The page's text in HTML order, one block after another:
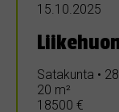
15.10.2025
Satakunta •
20 m²
18500 €